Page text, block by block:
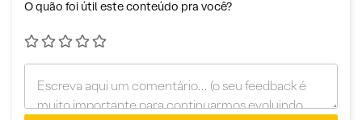
O quão foi útil este conteúdo pra você?